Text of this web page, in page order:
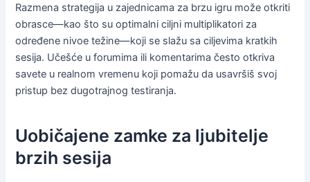
Razmena strategija u zajednicama za brzu igru može otkriti
obrasce—kao što su optimalni ciljni multiplikatori za
određene nivoe težine—koji se slažu sa ciljevima kratkih
sesija. Učešće u forumima ili komentarima često otkriva
savete u realnom vremenu koji pomažu da usavršiš svoj
pristup bez dugotrajnog testiranja.
Uobičajene zamke za ljubitelje
brzih sesija